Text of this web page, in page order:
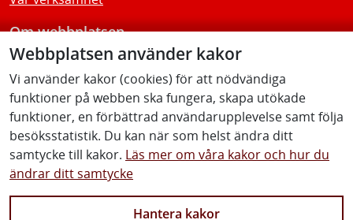
Webbplatsen använder kakor
Vi använder kakor (cookies) för att nödvändiga
funktioner på webben ska fungera, skapa utökade
funktioner, en förbättrad användarupplevelse samt följa
besöksstatistik. Du kan när som helst ändra ditt
samtycke till kakor. Läs mer om våra kakor och hur du
ändrar ditt samtycke
Hantera kakor
Om webbplatsen
Tillgänglighetsredogörelse
Följ oss
Facebook Youtube